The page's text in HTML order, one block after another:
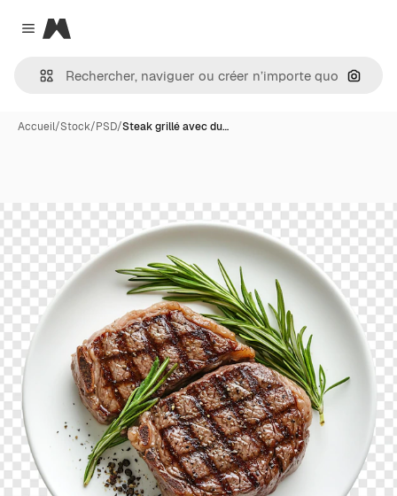
Close menu
Magnific
Accueil/Stock/PSD/Steak grillé avec du…